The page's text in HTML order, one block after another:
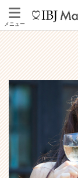
メニュー